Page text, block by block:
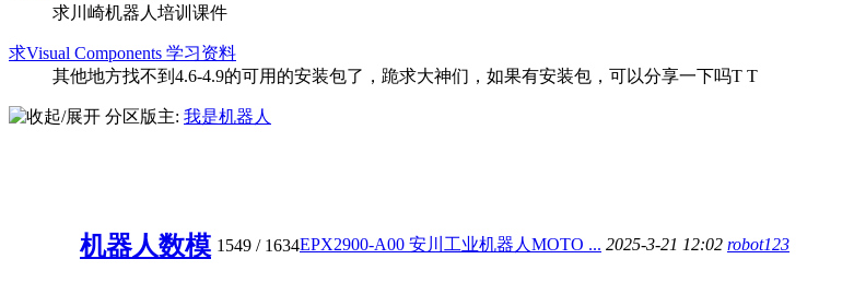
求川崎机器人培训课件
求Visual Components 学习资料
其他地方找不到4.6-4.9的可用的安装包了，跪求大神们，如果有安装包，可以分享一下吗T T
分区版主: 我是机器人
机器人数模 1549 / 1634EPX2900-A00 安川工业机器人MOTO ... 2025-3-21 12:02 robot123